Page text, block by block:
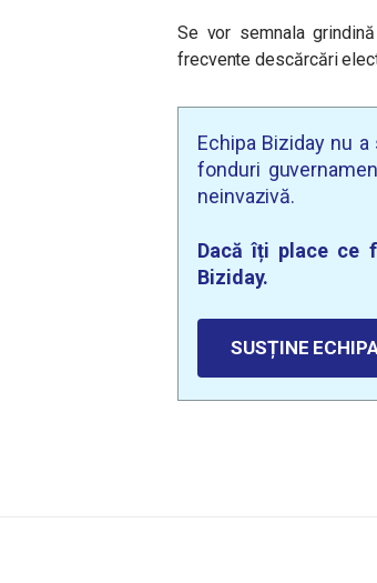
Se vor semnala
frecvente descărcări
Echipa Biziday nu
fonduri
neinvazivă.
Dacă îți place ce
Biziday.
SUSȚINE